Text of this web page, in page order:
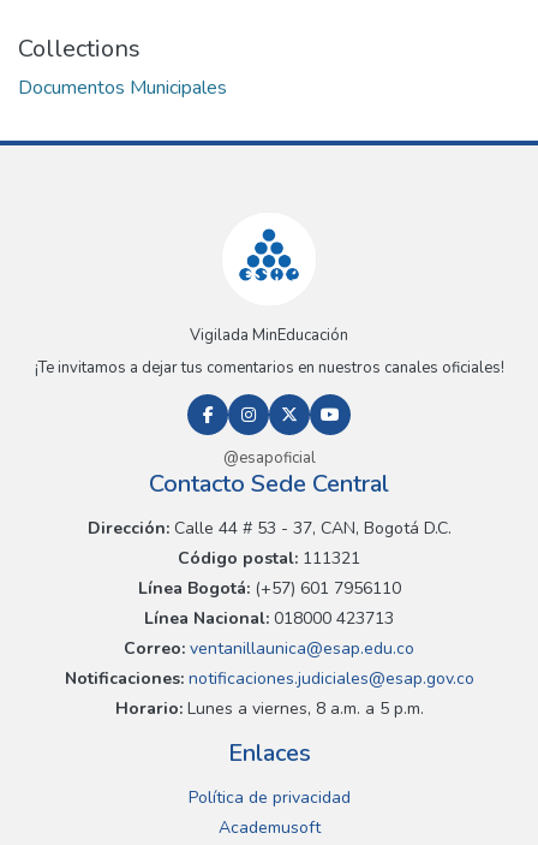
Collections
Documentos Municipales
Vigilada MinEducación
¡Te invitamos a dejar tus comentarios en nuestros canales oficiales!
@esapoficial
Contacto Sede Central
Dirección:Calle 44 # 53 - 37, CAN, Bogotá D.C.
Código postal: 111321
Línea Bogotá:(+57) 601 7956110
Línea Nacional: 018000 423713
Correo: ventanillaunica@esap.edu.co
Notificaciones:notificaciones.judiciales@esap.gov.co
Horario:Lunes a viernes, 8 a.m. a 5 p.m.
Enlaces
Política de privacidad
Academusoft